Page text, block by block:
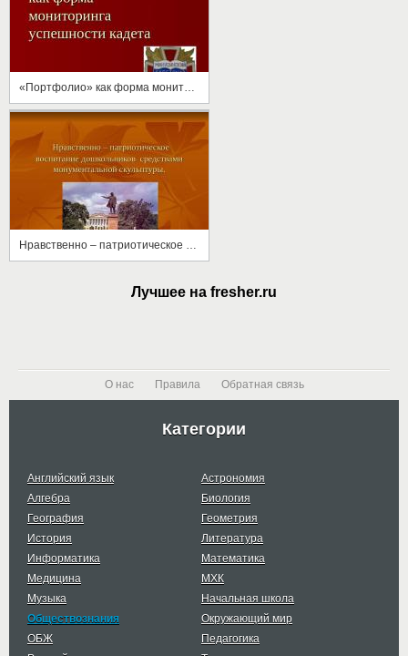
Лучшее на fresher.ru
О нас Правила Обратная связь
Категории
Английский язык
Астрономия
Алгебра
Биология
География
Геометрия
История
Литература
Информатика
Математика
Медицина
МХК
Музыка
Начальная школа
Обществознания
Окружающий мир
ОБЖ
Педагогика